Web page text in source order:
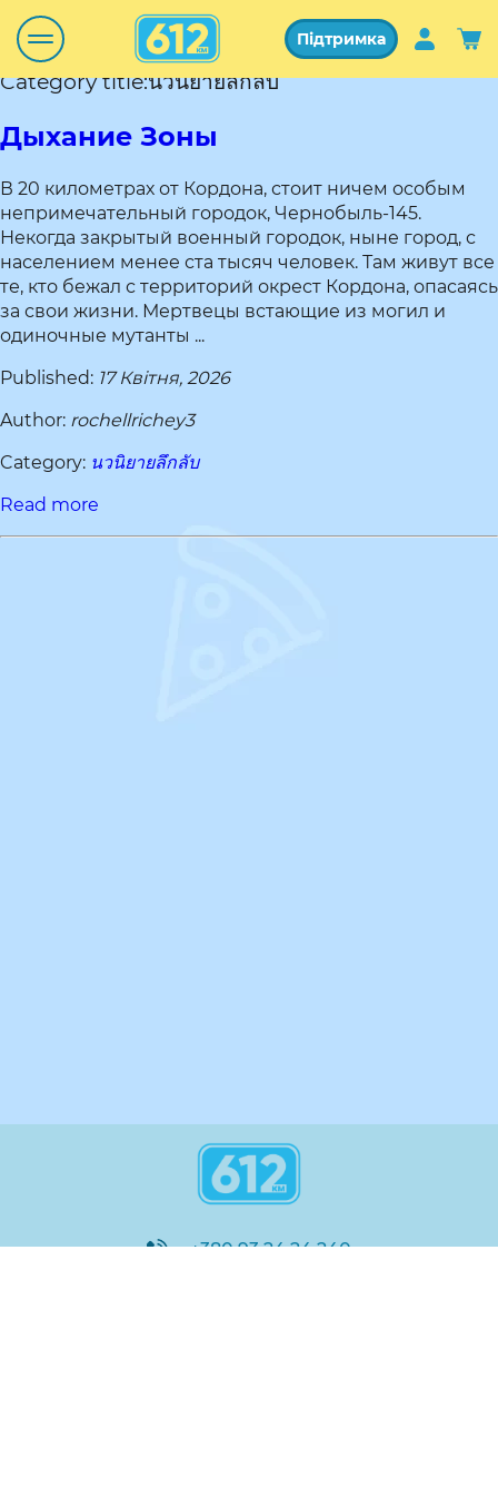
Підтримка
Category title:นวนิยายลึกลับ
Дыхание Зоны
В 20 километрах от Кордона, стоит ничем особым
непримечательный городок, Чернобыль-145.
Некогда закрытый военный городок, ныне город, с
населением менее ста тысяч человек. Там живут все
те, кто бежал с территорий окрест Кордона, опасаясь
за свои жизни. Мертвецы встающие из могил и
одиночные мутанты ...
Published: 17 Квітня, 2026
Author: rochellrichey3
Category: นวนิยายลึกลับ
Read more
+380 93 24 24 240